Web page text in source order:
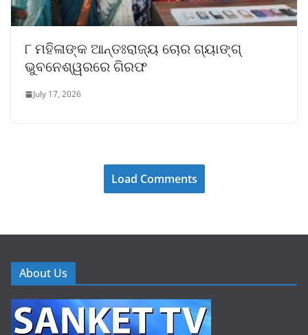
୮ ମହିଳାଙ୍କ ଆନ୍ତଃରାଜ୍ୟ ଚୋର ଗ୍ୟାଙ୍ଗ୍
ଭୁବନେଶ୍ୱରରେ ଗିରଫ
July 17, 2026
Load Comments
About Us